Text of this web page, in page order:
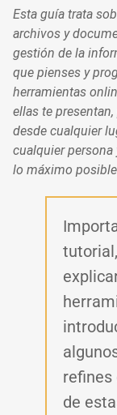
Esta guía trata
archivos y
gestión de la
que pienses y
herramientas
ellas te
desde cualquier
cualquier
lo máximo
refines
de